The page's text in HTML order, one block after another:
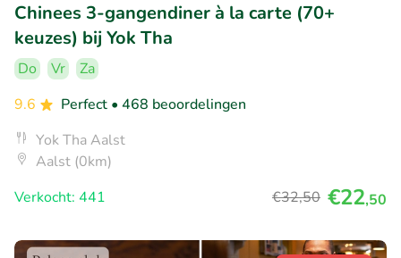
Chinees 3-gangendiner à la carte (70+
keuzes) bij Yok Tha
Do Vr
Za
9.6
Perfect • 468 beoordelingen
Yok Tha Aalst
Aalst (0km)
Verkocht: 441
€32,50 €22,50